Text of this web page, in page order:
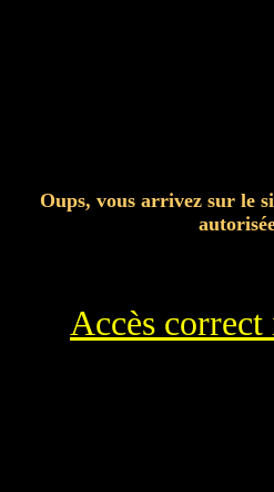
Oups, vous arrivez sur le
Accès